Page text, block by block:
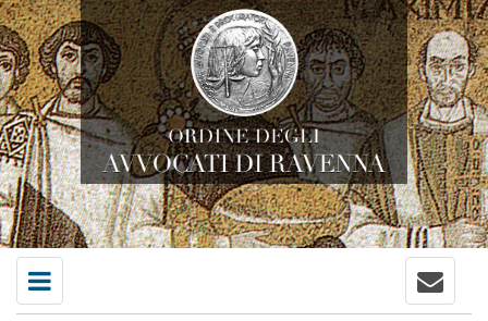
Menu
principale
Contatti